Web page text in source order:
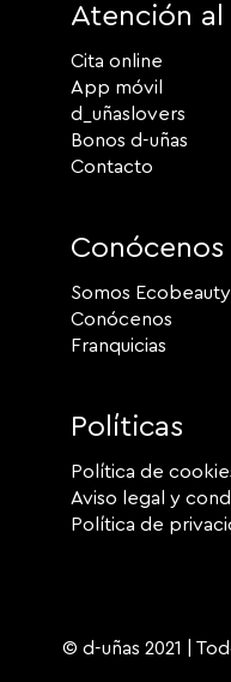
Atención
Cita online
App móvil
d_uñaslovers
Bonos d-uñas
Contacto
Conócenos
Somos Ecobeauty
Conócenos
Franquicias
Políticas
Política de
Aviso legal y
Política de
© d-uñas 2021 |